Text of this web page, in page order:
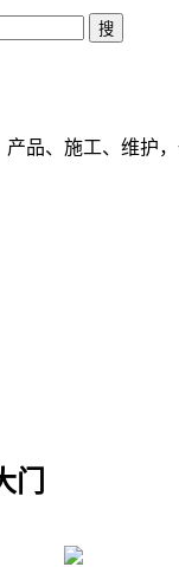
品、施工、维护